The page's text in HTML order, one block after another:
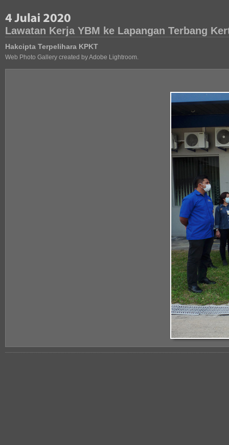
Lawatan Kerja YBM ke Lapangan Terbang
Hakcipta Terpelihara KPKT
Web Photo Gallery created by Adobe Lightroom.